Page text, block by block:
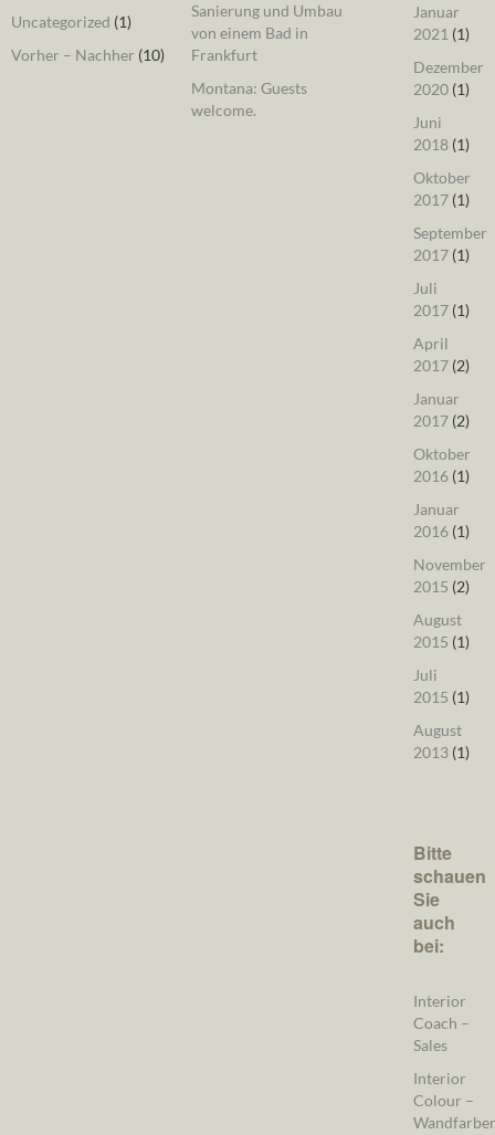
Uncategorized (1)
Vorher – Nachher (10)
Sanierung und Umbau
von einem Bad in
Frankfurt
Montana: Guests
welcome.
Januar
2021 (1)
Dezember
2020(1)
Juni
2018(1)
Oktober
2017(1)
September
2017(1)
Juli
2017(1)
April
2017(2)
Januar
2017(2)
Oktober
2016(1)
Januar
2016(1)
November
2015 (2)
August
2015 (1)
Juli
2015 (1)
August
2013(1)
Bitte
schauen
Sie
auch
bei:
Interior
Coach –
Sales
Interior
Colour –